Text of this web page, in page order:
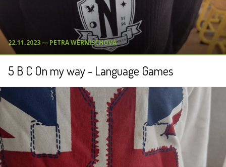
22.11.2023 ― PETRA WERNISCHOVÁ
5 B C On my way - Language Games